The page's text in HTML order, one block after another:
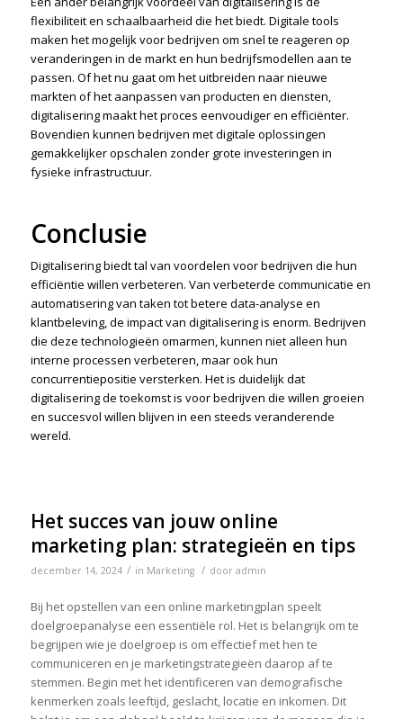
flexibiliteit en schaalbaarheid die het biedt. Digitale tools
maken het mogelijk voor bedrijven om snel te reageren op
veranderingen in de markt en hun bedrijfsmodellen aan te
passen. Of het nu gaat om het uitbreiden naar nieuwe
markten of het aanpassen van producten en diensten,
digitalisering maakt het proces eenvoudiger en efficiënter.
Bovendien kunnen bedrijven met digitale oplossingen
gemakkelijker opschalen zonder grote investeringen in
fysieke infrastructuur.
Conclusie
Digitalisering biedt tal van voordelen voor bedrijven die hun
efficiëntie willen verbeteren. Van verbeterde communicatie en
automatisering van taken tot betere data-analyse en
klantbeleving, de impact van digitalisering is enorm. Bedrijven
die deze technologieën omarmen, kunnen niet alleen hun
interne processen verbeteren, maar ook hun
concurrentiepositie versterken. Het is duidelijk dat
digitalisering de toekomst is voor bedrijven die willen groeien
en succesvol willen blijven in een steeds veranderende
wereld.
Het succes van jouw online
marketing plan: strategieën en tips
december 14, 2024 / in Marketing / door admin
Bij het opstellen van een online marketingplan speelt
doelgroepanalyse een essentiële rol. Het is belangrijk om te
begrijpen wie je doelgroep is om effectief met hen te
communiceren en je marketingstrategieën daarop af te
stemmen. Begin met het identificeren van demografische
kenmerken zoals leeftijd, geslacht, locatie en inkomen. Dit